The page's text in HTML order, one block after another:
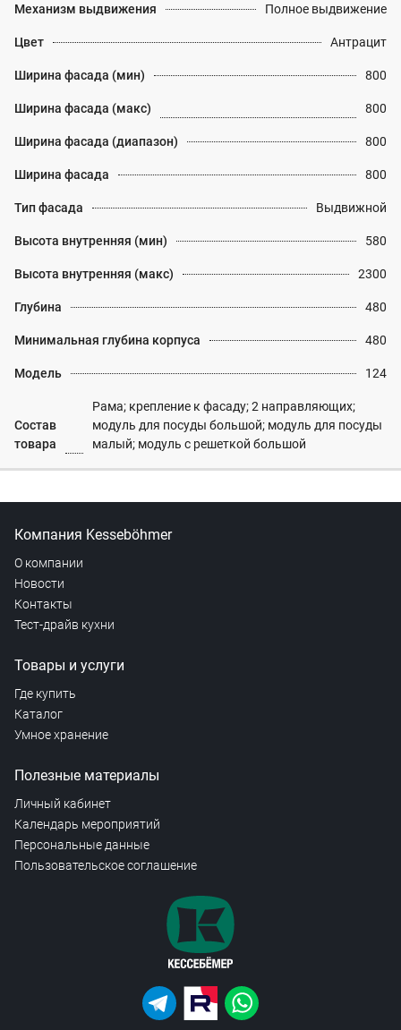
Механизм выдвижения Полное выдвижение
Цвет Антрацит
Ширина фасада (мин) 800
Ширина фасада (макс) 800
Ширина фасада (диапазон) 800
Ширина фасада 800
Тип фасада Выдвижной
Высота внутренняя (мин) 580
Высота внутренняя (макс) 2300
Глубина 480
Минимальная глубина корпуса 480
Модель 124
Состав
товара
Рама; крепление к фасаду; 2 направляющих;
модуль для посуды большой; модуль для посуды
малый; модуль с решеткой большой
Компания Kesseböhmer
О компании
Новости
Контакты
Тест-драйв кухни
Товары и услуги
Где купить
Каталог
Умное хранение
Полезные материалы
Личный кабинет
Календарь мероприятий
Персональные данные
Пользовательское соглашение